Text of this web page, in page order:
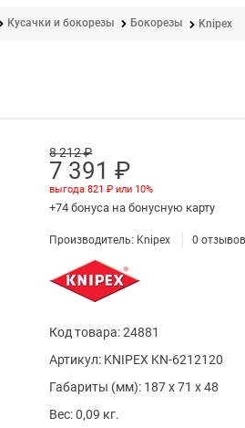
Кусачки и бокорезы Бокорезы Knipex
8 212 ₽
7 391 ₽
выгода821 ₽ или 10%
+74 бонуса на бонусную карту
Производитель: Knipex 0отзывов
Код товара: 24881
Артикул: KNIPEX KN-6212120
Габариты (мм): 187x71 x48
Вес: 0,09 кг.